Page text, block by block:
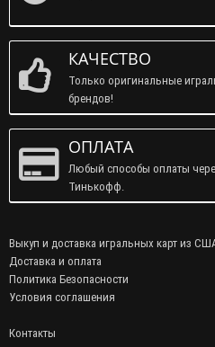
КАЧЕСТВО
Только оригинальные
брендов!
ОПЛАТА
Любый способы оплаты
Тинькофф.
Выкуп и доставка игральных карт из
Доставка и оплата
Политика Безопасности
Условия соглашения
Контакты